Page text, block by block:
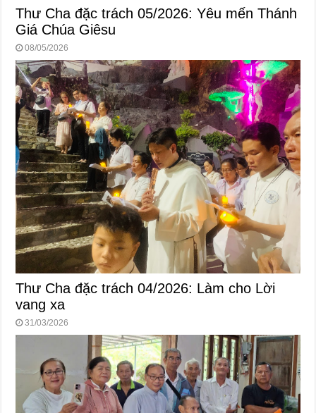
Thư Cha đặc trách 05/2026: Yêu mến Thánh
Giá Chúa Giêsu
08/05/2026
Thư Cha đặc trách 04/2026: Làm cho Lời
vang xa
31/03/2026